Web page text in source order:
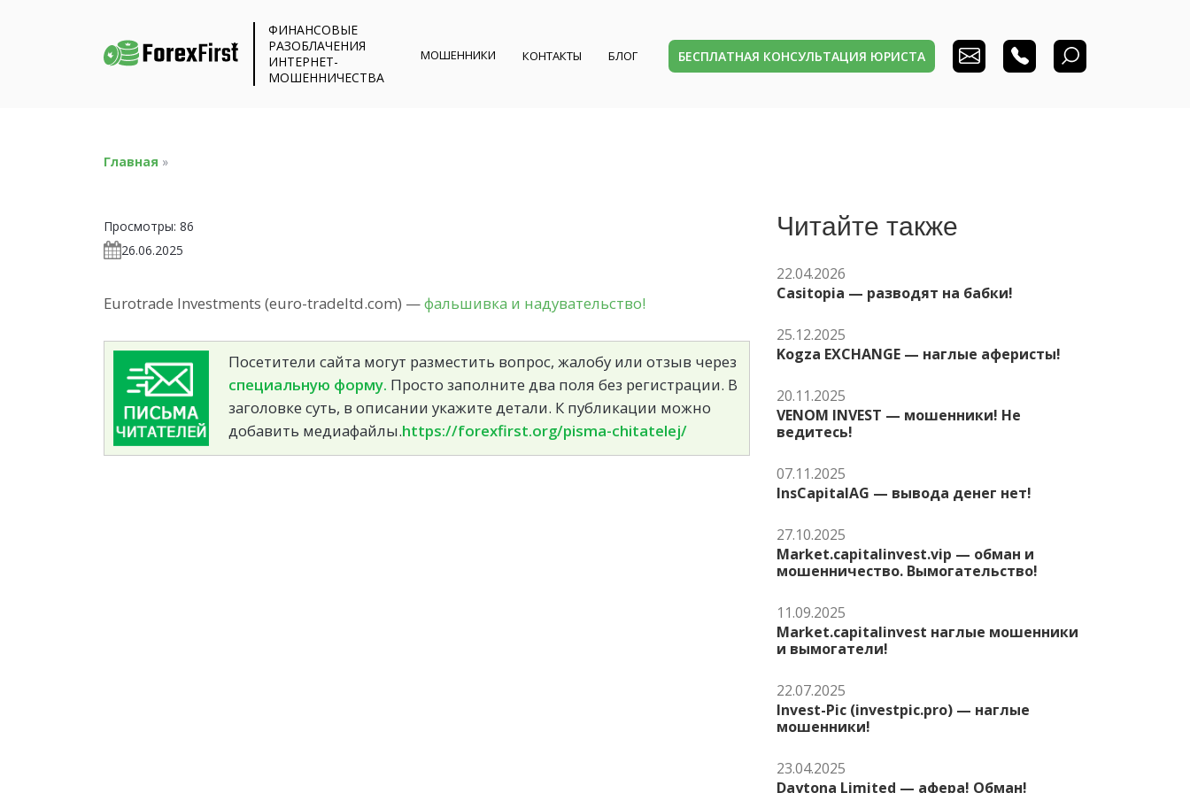
ФИНАНСОВЫЕ
РАЗОБЛАЧЕНИЯ
ИНТЕРНЕТ-
МОШЕННИЧЕСТВА
МОШЕННИКИ КОНТАКТЫ БЛОГ БЕСПЛАТНАЯ КОНСУЛЬТАЦИЯ ЮРИСТА
Главная »
Просмотры: 86
26.06.2025
Eurotrade Investments (euro-tradeltd.com) —фальшивка и надувательство!
Посетители сайта могут разместить вопрос, жалобу или отзыв через
специальную форму. Просто заполните два поля без регистрации. В
заголовке суть, в описании укажите детали. К публикации можно
добавить медиафайлы.https://forexfirst.org/pisma-chitatelej/
Читайте также
22.04.2026
Casitopia — разводят на бабки!
25.12.2025
Kogza EXCHANGE — наглые аферисты!
20.11.2025
VENOM INVEST — мошенники! Не
ведитесь!
07.11.2025
InsCapitalAG — вывода денег нет!
27.10.2025
Market.capitalinvest.vip — обман и
мошенничество. Вымогательство!
11.09.2025
Market.capitalinvest наглые мошенники
и вымогатели!
22.07.2025
Invest-Pic (investpic.pro) — наглые
мошенники!
23.04.2025
Daytona Limited — афера! Обман!